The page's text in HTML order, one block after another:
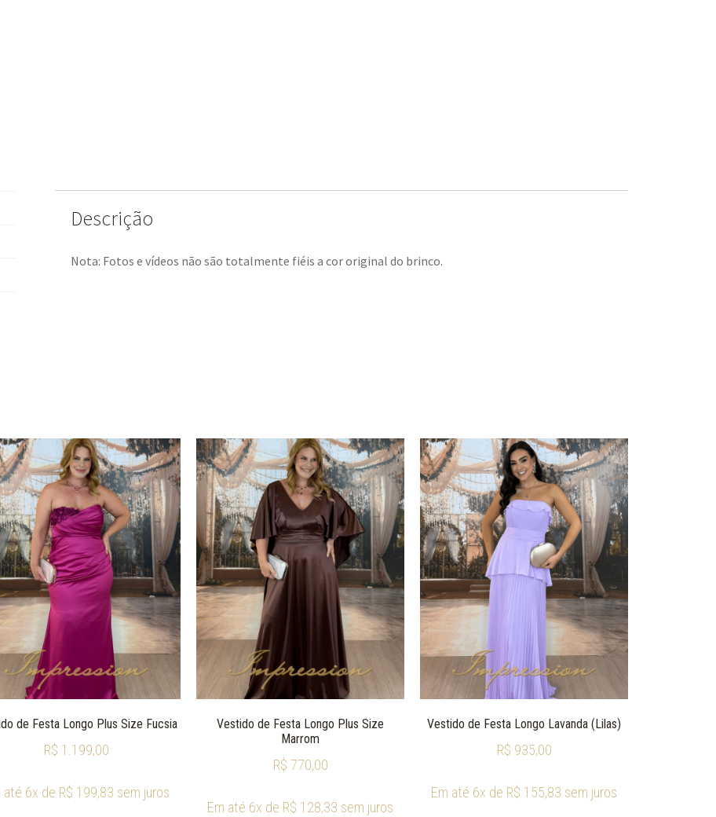
Descrição
Nota: Fotos e vídeos não são totalmente fiéis a cor original do brinco.
de Festa Longo Plus Size Fucsia
R$ 1.199,00
até 6x de R$ 199,83 sem juros
Vestido de Festa Longo Plus Size
Marrom
R$ 770,00
Em até 6x de R$ 128,33 sem juros
Vestido de Festa Longo Lavanda (Lilas)
R$ 935,00
Em até 6x de R$ 155,83 sem juros